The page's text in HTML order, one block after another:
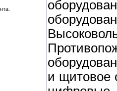
и щитовое